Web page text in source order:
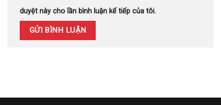
duyệt này cho lần bình luận kế tiếp của tôi.